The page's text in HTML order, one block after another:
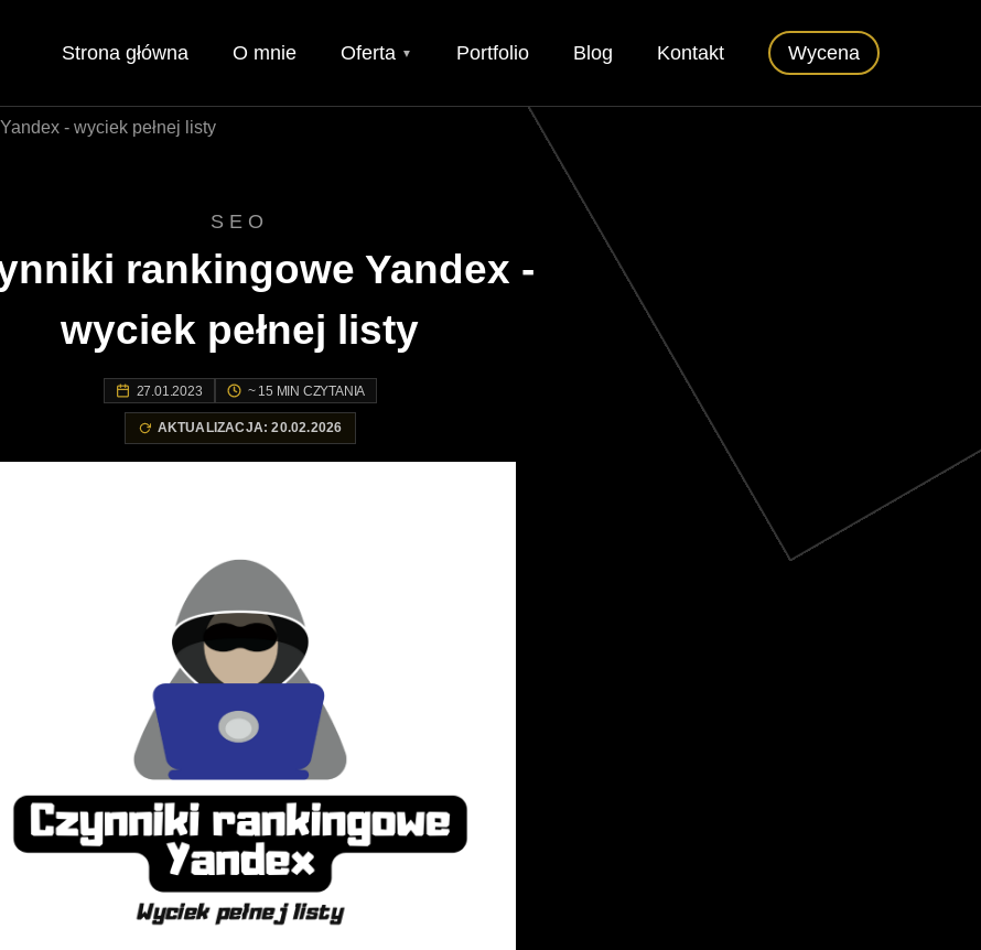
Strona główna O mnie Oferta ▼ Portfolio Blog Kontakt Wycena
- wyciek pełnej listy
SEO
rankingowe Yandex -
wyciek pełnej listy
27.01.2023 ~ 15 MIN CZYTANIA
AKTUALIZACJA: 20.02.2026